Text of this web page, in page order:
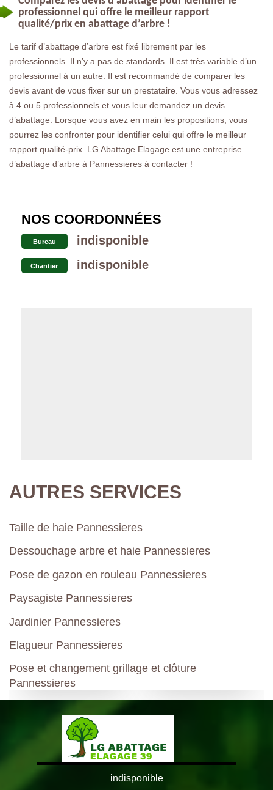
professionnel qui offre le meilleur rapport
qualité/prix en abattage d’arbre !
Le tarif d’abattage d’arbre est fixé librement par les
professionnels. Il n’y a pas de standards. Il est très variable d’un
professionnel à un autre. Il est recommandé de comparer les
devis avant de vous fixer sur un prestataire. Vous vous adressez
à 4 ou 5 professionnels et vous leur demandez un devis
d’abattage. Lorsque vous avez en main les propositions, vous
pourrez les confronter pour identifier celui qui offre le meilleur
rapport qualité-prix. LG Abattage Elagage est une entreprise
d’abattage d’arbre à Pannessieres à contacter !
NOS COORDONNÉES
Bureau indisponible
Chantier indisponible
AUTRES SERVICES
Taille de haie Pannessieres
Dessouchage arbre et haie Pannessieres
Pose de gazon en rouleau Pannessieres
Paysagiste Pannessieres
Jardinier Pannessieres
Elagueur Pannessieres
Pose et changement grillage et clôture
Pannessieres
indisponible